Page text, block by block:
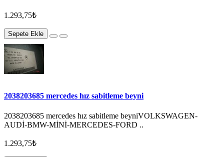
1.293,75₺
Sepete Ekle
2038203685 mercedes hız sabitleme beyni
2038203685 mercedes hız sabitleme beyniVOLKSWAGEN-
AUDİ-BMW-MİNİ-MERCEDES-FORD ..
1.293,75₺